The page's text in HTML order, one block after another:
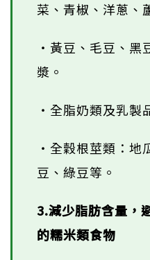
菜、青椒、洋蔥、
‧黃豆、毛豆、黑
漿。
‧全脂奶類及乳製
‧全穀根莖類：地
豆、綠豆等。
3.減少脂肪含量，
的糯米類食物